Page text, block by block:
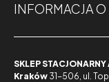
INFORMACJA O
SKLEP
Kraków 31-506, ul.